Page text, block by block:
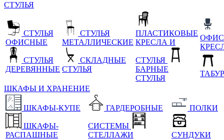
СТУЛЬЯ
СТУЛЬЯ
ОФИСНЫЕ
СТУЛЬЯ
ДЕРЕВЯННЫЕ
СТУЛЬЯ
МЕТАЛЛИЧЕСКИЕ
СКЛАДНЫЕ
СТУЛЬЯ
ПЛАСТИКОВЫЕ
КРЕСЛА И
СТУЛЬЯ
БАРНЫЕ
СТУЛЬЯ
ШКАФЫ И ХРАНЕНИЕ
ШКАФЫ-КУПЕ
ШКАФЫ-
РАСПАШНЫЕ
ГАРДЕРОБНЫЕ
СИСТЕМЫ
СТЕЛЛАЖИ
ПОЛКИ
СУНДУКИ